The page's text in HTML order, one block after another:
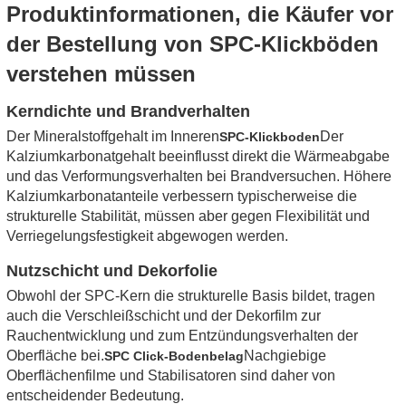
Produktinformationen, die Käufer vor
der Bestellung von SPC-Klickböden
verstehen müssen
Kerndichte und Brandverhalten
Der Mineralstoffgehalt im InnerenSPC-KlickbodenDer
Kalziumkarbonatgehalt beeinflusst direkt die Wärmeabgabe
und das Verformungsverhalten bei Brandversuchen. Höhere
Kalziumkarbonatanteile verbessern typischerweise die
strukturelle Stabilität, müssen aber gegen Flexibilität und
Verriegelungsfestigkeit abgewogen werden.
Nutzschicht und Dekorfolie
Obwohl der SPC-Kern die strukturelle Basis bildet, tragen
auch die Verschleißschicht und der Dekorfilm zur
Rauchentwicklung und zum Entzündungsverhalten der
Oberfläche bei.SPC Click-BodenbelagNachgiebige
Oberflächenfilme und Stabilisatoren sind daher von
entscheidender Bedeutung.